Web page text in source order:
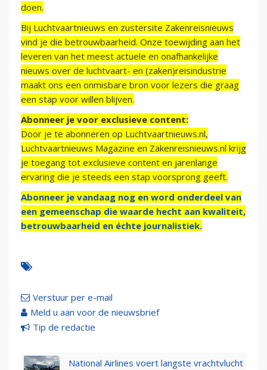
doen.
Bij Luchtvaartnieuws en zustersite Zakenreisnieuws
vind je die betrouwbaarheid. Onze toewijding aan het
leveren van het meest actuele en onafhankelijke
nieuws over de luchtvaart- en (zaken)reisindustrie
maakt ons een onmisbare bron voor lezers die graag
een stap voor willen blijven.
Abonneer je voor exclusieve content:
Door je te abonneren op Luchtvaartnieuws.nl,
Luchtvaartnieuws Magazine en Zakenreisnieuws.nl krijg
je toegang tot exclusieve content en jarenlange
ervaring die je steeds een stap voorsprong geeft.
Abonneer je vandaag nog en word onderdeel van
een gemeenschap die waarde hecht aan kwaliteit,
betrouwbaarheid en échte journalistiek.
Verstuur per e-mail
Meld u aan voor de nieuwsbrief
Tip de redactie
National Airlines voert langste vrachtvlucht